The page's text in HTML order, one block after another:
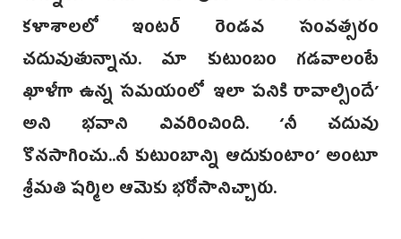
కళాశాలలో ఇంట‌ర్ రెండవ సంవత్సరం
చదువుతున్నాను. మా కుటుంబం గడవాలంటే
ఖాళీగా ఉన్న సమయంలో ఇలా పనికి రావాల్సిందే’
అని భవాని వివరించింది. ‘నీ చదువు
కొనసాగించు..నీ కుటుంబాన్ని ఆదుకుంటాం’ అంటూ
శ్రీమతి షర్మిల ఆమెకు భరోసానిచ్చారు.